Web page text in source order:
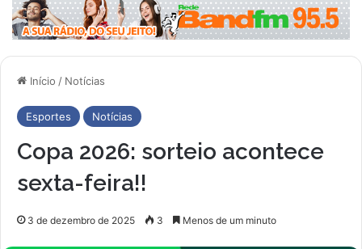
Início / Notícias
Esportes Notícias
Copa 2026: sorteio acontece
sexta-feira!!
3 de dezembro de 2025 3 Menos de um minuto